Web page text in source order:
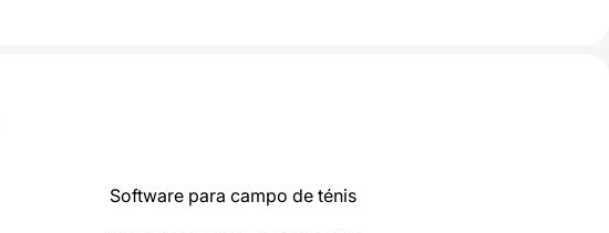
Software para campo de ténis